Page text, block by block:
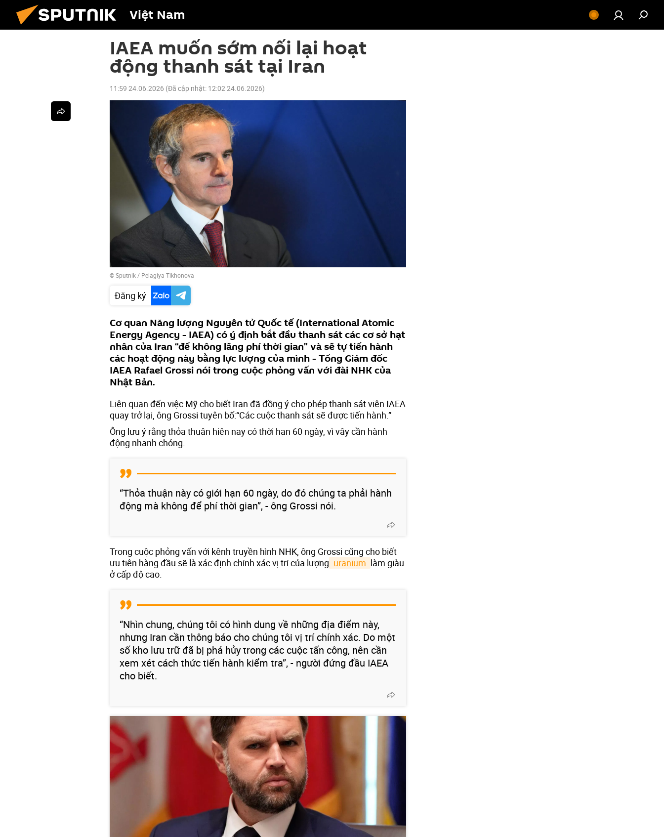
Việt Nam
IAEA muốn sớm nối lại hoạt
động thanh sát tại Iran
11:59 24.06.2026 (Đã cập nhật: 12:02 24.06.2026)
© Sputnik / Pelagiya Tikhonova
Đăng ký
Cơ quan Năng lượng Nguyên tử Quốc tế (International Atomic
Energy Agency - IAEA) có ý định bắt đầu thanh sát các cơ sở hạt
nhân của Iran “để không lãng phí thời gian” và sẽ tự tiến hành
các hoạt động này bằng lực lượng của mình - Tổng Giám đốc
IAEA Rafael Grossi nói trong cuộc phỏng vấn với đài NHK của
Nhật Bản.
Liên quan đến việc Mỹ cho biết Iran đã đồng ý cho phép thanh sát viên IAEA
quay trở lại, ông Grossi tuyên bố:“Các cuộc thanh sát sẽ được tiến hành.”
Ông lưu ý rằng thỏa thuận hiện nay có thời hạn 60 ngày, vì vậy cần hành
động nhanh chóng.
“Thỏa thuận này có giới hạn 60 ngày, do đó chúng ta phải hành
động mà không để phí thời gian”, - ông Grossi nói.
Trong cuộc phỏng vấn với kênh truyền hình NHK, ông Grossi cũng cho biết
ưu tiên hàng đầu sẽ là xác định chính xác vị trí của lượng uranium làm giàu
ở cấp độ cao.
“Nhìn chung, chúng tôi có hình dung về những địa điểm này,
nhưng Iran cần thông báo cho chúng tôi vị trí chính xác. Do một
số kho lưu trữ đã bị phá hủy trong các cuộc tấn công, nên cần
xem xét cách thức tiến hành kiểm tra”, - người đứng đầu IAEA
cho biết.